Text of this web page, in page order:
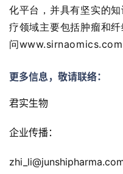
学
苑
l
E
g
i
化平台，并具有坚实的
疗领域主要包括肿瘤和
问www.sirnaomics.com
更多信息，敬请联络：
君实生物
企业传播：